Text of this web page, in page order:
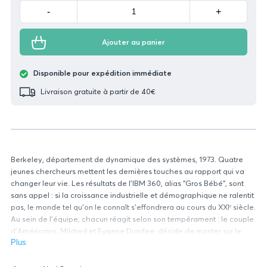
Berkeley, département de dynamique des systèmes, 1973. Quatre
jeunes chercheurs mettent les dernières touches au rapport qui va
changer leur vie. Les résultats de l'IBM 360, alias "Gros Bébé", sont
sans appel : si la croissance industrielle et démographique ne ralentit
pas, le monde tel qu'on le connaît s'effondrera au cours du XXIᵉ siècle.
Au sein de l'équipe, chacun réagit selon son tempérament : le couple
d'Américains, Mildred et Eugene Dundee, décide de monter sur le
ring pour alerter l'opinion ; le Français Paul Quérillot songe à sa
Plus
Minus
- Plus
+
Ajouter au panier
Disponible pour expédition immédiate
Livraison gratuite à partir de 40€